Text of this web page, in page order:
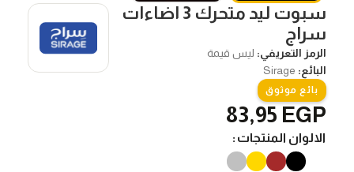
سبوت ليد متحرك 3 اضاءات
سراج
الرمز التعريفي: ليس قيمة
البائع: Sirage
بائع موثوق
83,95 EGP
الالوان المنتجات